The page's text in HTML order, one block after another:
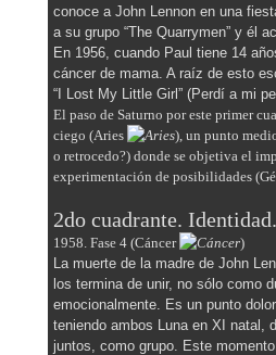
conoce a John Lennon en una
a su grupo “The Quarrymen” y él
En 1956, cuando Paul tiene 14
cáncer de mama. A raíz de esto
“I Lost My Little Girl” (Perdí a mi
El paso de Saturno por este primer
ciego (Aries
), un punto
o retrocedo?) donde se objetiva el
experimentación de posibilidades
2do cuadrante. Identidad.
1958. Fase 4 (Cáncer
)
La muerte de la madre de John
los termina de unir, no sólo como
emocionalmente. Es un punto
teniendo ambos Luna en XI natal,
juntos, como grupo. Este